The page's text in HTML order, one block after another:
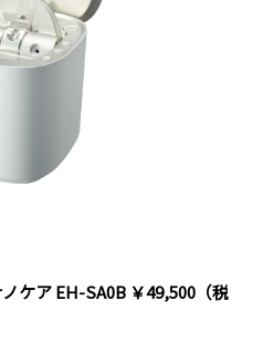
ケア EH-SA0B ￥49,500（税